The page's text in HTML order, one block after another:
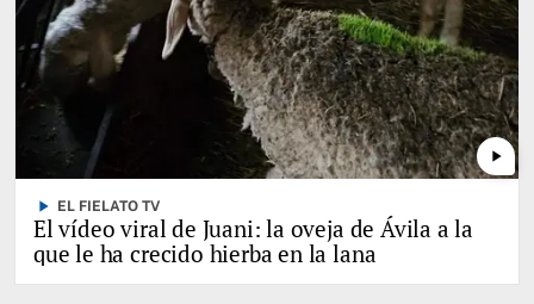
play_arrow
play_arrow EL FIELATO TV
El vídeo viral de Juani: la oveja de Ávila a la
que le ha crecido hierba en la lana